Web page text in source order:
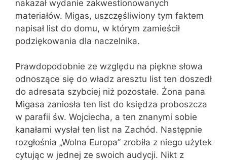
nakazał wydanie zakwestionowanych
materiałów. Migas, uszczęśliwiony tym faktem
napisał list do domu, w którym zamieścił
podziękowania dla naczelnika.
Prawdopodobnie ze względu na piękne słowa
odnoszące się do władz aresztu list ten doszedł
do adresata szybciej niż pozostałe. Żona pana
Migasa zaniosła ten list do księdza proboszcza
w parafii św. Wojciecha, a ten znanymi sobie
kanałami wysłał ten list na Zachód. Następnie
rozgłośnia „Wolna Europa” zrobiła z niego użytek
cytując w jednej ze swoich audycji. Nikt z